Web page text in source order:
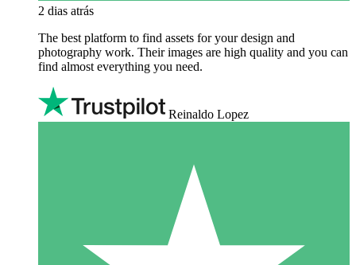
2 dias atrás
The best platform to find assets for your design and
photography work. Their images are high quality and you can
find almost everything you need.
Reinaldo Lopez